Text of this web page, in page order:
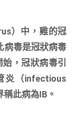
）中，雞的冠
病毒是冠狀病毒
，冠狀病毒引
炎（infectious
此病為IB。